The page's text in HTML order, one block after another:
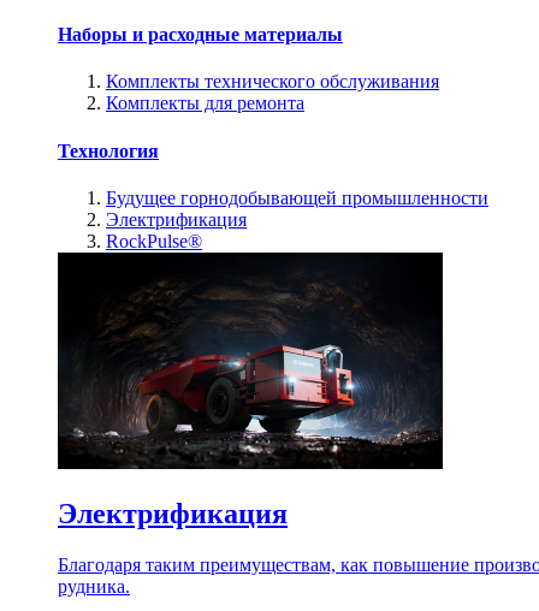
Наборы и расходные материалы
Комплекты технического обслуживания
Комплекты для ремонта
Технология
Будущее горнодобывающей промышленности
Электрификация
RockPulse®
Электрификация
Благодаря таким преимуществам, как повышение
рудника.